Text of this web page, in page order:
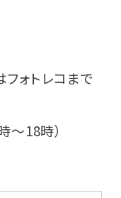
ォトレコまで
～18時）